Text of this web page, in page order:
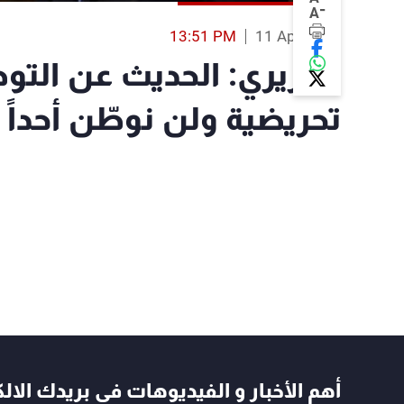
A-
11 Apr 2018
13:51 PM
الحريري: الحديث عن
تحريضية ولن نوطّن أحداً
أهم الأخبار و الفيديوهات في بريدك